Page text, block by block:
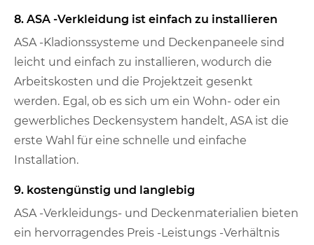
8. ASA -Verkleidung ist einfach zu installieren
ASA -Kladionssysteme und Deckenpaneele sind
leicht und einfach zu installieren, wodurch die
Arbeitskosten und die Projektzeit gesenkt
werden. Egal, ob es sich um ein Wohn- oder ein
gewerbliches Deckensystem handelt, ASA ist die
erste Wahl für eine schnelle und einfache
Installation.
9. kostengünstig und langlebig
ASA -Verkleidungs- und Deckenmaterialien bieten
ein hervorragendes Preis -Leistungs -Verhältnis